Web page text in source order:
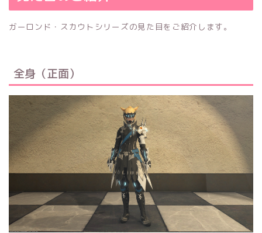
ガーロンド・スカウトシリーズの見た目をご紹介します。
全身（正面）